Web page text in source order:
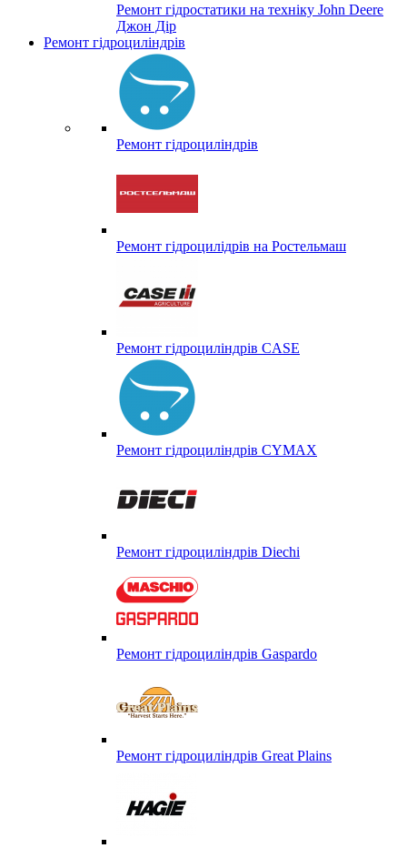
Ремонт гідростатики на техніку John Deere
Джон Дір
Ремонт гідроциліндрів
Ремонт гідроциліндрів
Ремонт гідроцилідрів на Ростельмаш
Ремонт гідроциліндрів CASE
Ремонт гідроциліндрів CYMAX
Ремонт гідроциліндрів Diechi
Ремонт гідроциліндрів Gaspardo
Ремонт гідроциліндрів Great Plains